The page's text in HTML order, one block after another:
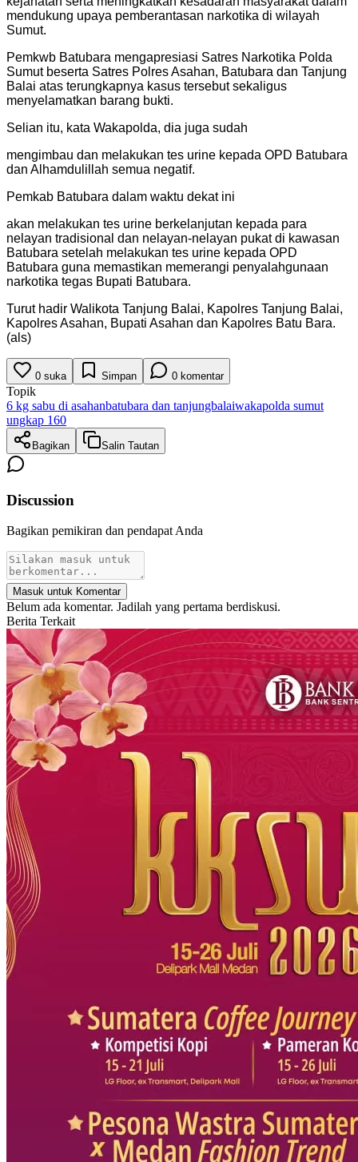
mendukung upaya pemberantasan narkotika di wilayah
Sumut.
Pemkwb Batubara mengapresiasi Satres Narkotika Polda
Sumut beserta Satres Polres Asahan, Batubara dan Tanjung
Balai atas terungkapnya kasus tersebut sekaligus
menyelamatkan barang bukti.
Selian itu, kata Wakapolda, dia juga sudah
mengimbau dan melakukan tes urine kepada OPD Batubara
dan Alhamdulillah semua negatif.
Pemkab Batubara dalam waktu dekat ini
akan melakukan tes urine berkelanjutan kepada para
nelayan tradisional dan nelayan-nelayan pukat di kawasan
Batubara setelah melakukan tes urine kepada OPD
Batubara guna memastikan memerangi penyalahgunaan
narkotika tegas Bupati Batubara.
Turut hadir Walikota Tanjung Balai, Kapolres Tanjung Balai,
Kapolres Asahan, Bupati Asahan dan Kapolres Batu Bara.
(als)
0 suka Simpan 0 komentar
Topik
6 kg sabu di asahanbatubara dan tanjungbalaiwakapolda sumut
ungkap 160
Bagikan Salin Tautan
Discussion
Bagikan pemikiran dan pendapat Anda
Masuk untuk Komentar
Belum ada komentar. Jadilah yang pertama berdiskusi.
Berita Terkait